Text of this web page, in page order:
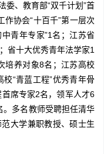
委、教育部“双千计划”首
协会“十百千”第一层次
青年专家”1名；江苏省
省十大优秀青年法学家1
培养对象8名；江苏高校
“青蓝工程”优秀青年骨
席专家2名，领军人才6
。多名教师受聘担任清华
大学兼职教授、硕士生